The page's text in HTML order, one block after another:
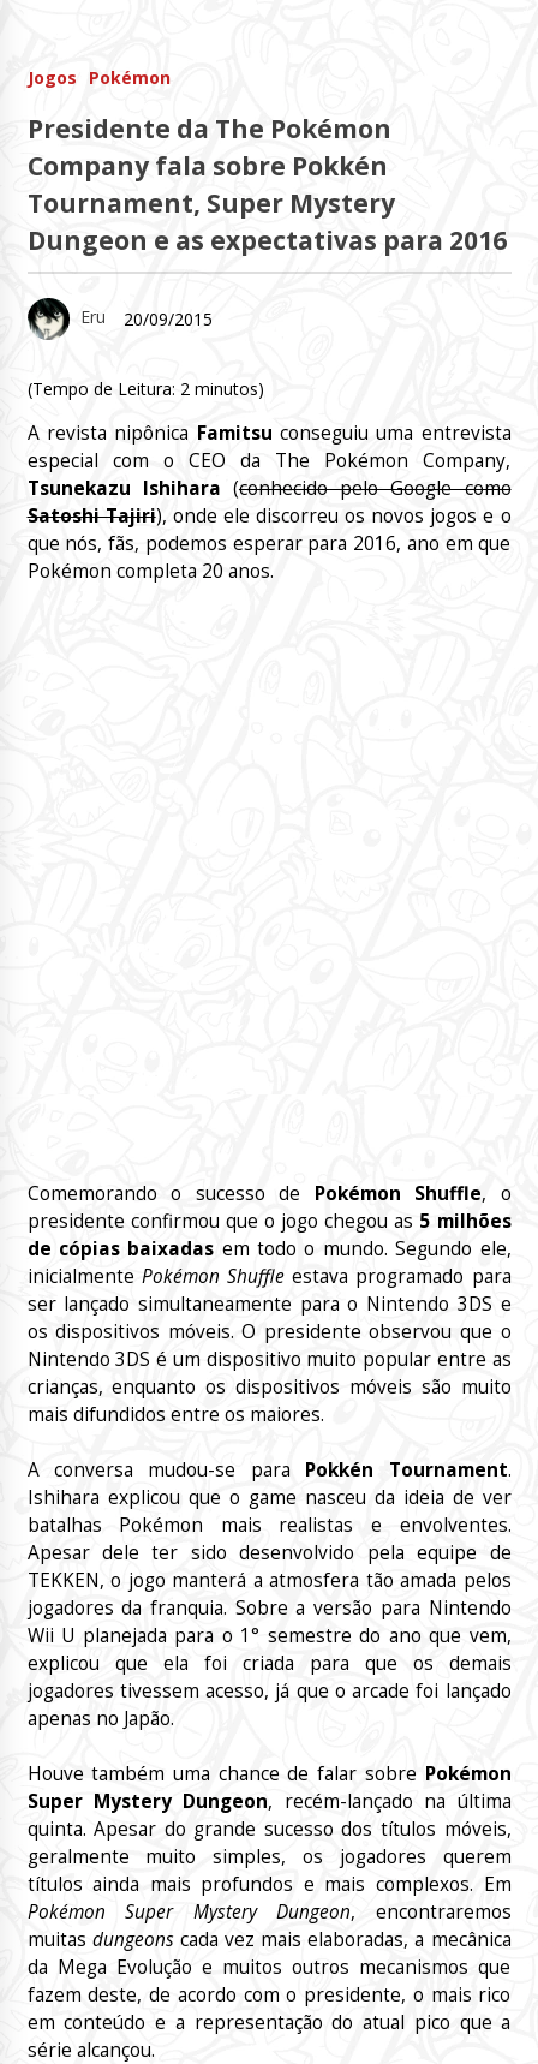
Jogos Pokémon
Presidente da The Pokémon
Company fala sobre Pokkén
Tournament, Super Mystery
Dungeon e as expectativas para 2016
Eru 20/09/2015
(Tempo de Leitura: 2 minutos)
A revista nipônica Famitsu conseguiu uma entrevista
especial com o CEO da The Pokémon Company,
Tsunekazu Ishihara (conhecido pelo Google como
Satoshi Tajiri), onde ele discorreu os novos jogos e o
que nós, fãs, podemos esperar para 2016, ano em que
Pokémon completa 20 anos.
Comemorando o sucesso de Pokémon Shuffle, o
presidente confirmou que o jogo chegou as 5 milhões
de cópias baixadas em todo o mundo. Segundo ele,
inicialmente Pokémon Shuffleestava programado para
ser lançado simultaneamente para o Nintendo 3DS e
os dispositivos móveis. O presidente observou que o
Nintendo 3DS é um dispositivo muito popular entre as
crianças, enquanto os dispositivos móveis são muito
mais difundidos entre os maiores.
A conversa mudou-se para Pokkén Tournament.
Ishihara explicou que o game nasceu da ideia de ver
batalhas Pokémon mais realistas e envolventes.
Apesar dele ter sido desenvolvido pela equipe de
TEKKEN, o jogo manterá a atmosfera tão amada pelos
jogadores da franquia. Sobre a versão para Nintendo
Wii U planejada para o 1° semestre do ano que vem,
explicou que ela foi criada para que os demais
jogadores tivessem acesso, já que o arcade foi lançado
apenas no Japão.
Houve também uma chance de falar sobre Pokémon
Super Mystery Dungeon, recém-lançado na última
quinta. Apesar do grande sucesso dos títulos móveis,
geralmente muito simples, os jogadores querem
títulos ainda mais profundos e mais complexos. Em
Pokémon Super Mystery Dungeon, encontraremos
muitas dungeonscada vez mais elaboradas, a mecânica
da Mega Evolução e muitos outros mecanismos que
fazem deste, de acordo com o presidente, o mais rico
em conteúdo e a representação do atual pico que a
série alcançou.